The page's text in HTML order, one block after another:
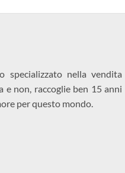
specializzato nella vendita
e non, raccoglie ben 15 anni
per questo mondo.